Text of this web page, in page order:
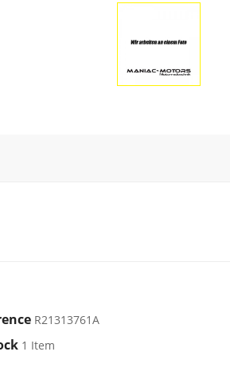
R21313761A
1 Item